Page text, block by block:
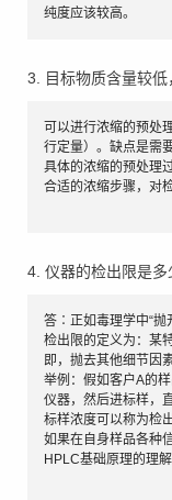
纯度应该较高。
3. 目标物质含量较低
可以进行浓缩的预处
行定量）。缺点是需
具体的浓缩的预处理
合适的浓缩步骤，对
4. 仪器的检出限是多
答∶正如毒理学中“抛
检出限的定义为：某
即，抛去其他细节因
举例：假如客户A的
仪器，然后进标样，
标样浓度可以称为检出
如果在自身样品各种
HPLC基础原理的理解